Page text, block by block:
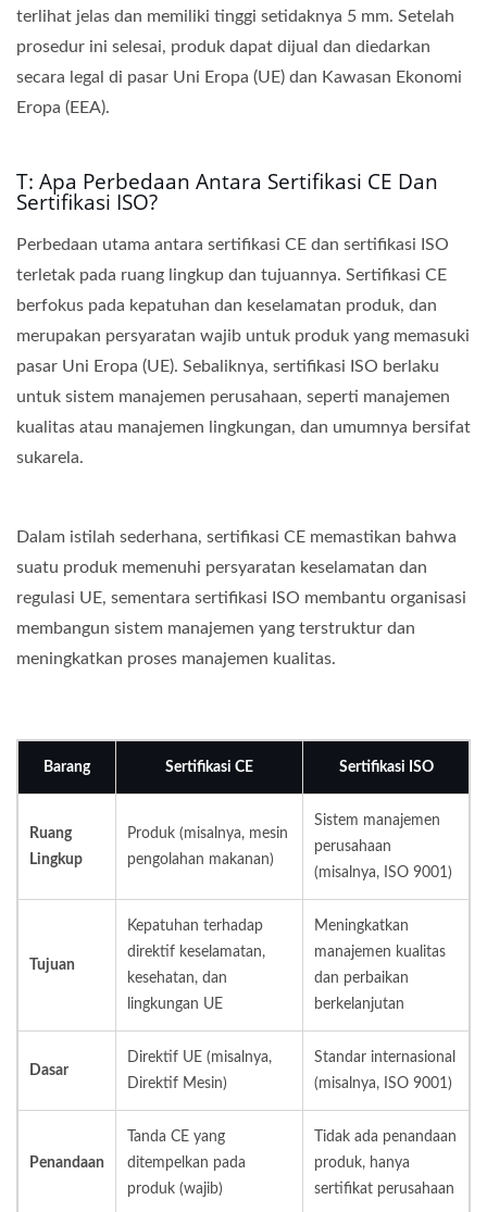
terlihat jelas dan memiliki tinggi setidaknya 5 mm. Setelah
prosedur ini selesai, produk dapat dijual dan diedarkan
secara legal di pasar Uni Eropa (UE) dan Kawasan Ekonomi
Eropa (EEA).
T: Apa Perbedaan Antara Sertifikasi CE Dan
Sertifikasi ISO?
Perbedaan utama antara sertifikasi CE dan sertifikasi ISO
terletak pada ruang lingkup dan tujuannya. Sertifikasi CE
berfokus pada kepatuhan dan keselamatan produk, dan
merupakan persyaratan wajib untuk produk yang memasuki
pasar Uni Eropa (UE). Sebaliknya, sertifikasi ISO berlaku
untuk sistem manajemen perusahaan, seperti manajemen
kualitas atau manajemen lingkungan, dan umumnya bersifat
sukarela.
Dalam istilah sederhana, sertifikasi CE memastikan bahwa
suatu produk memenuhi persyaratan keselamatan dan
regulasi UE, sementara sertifikasi ISO membantu organisasi
membangun sistem manajemen yang terstruktur dan
meningkatkan proses manajemen kualitas.
Barang Sertifikasi CE Sertifikasi ISO
Ruang
Lingkup
Produk (misalnya, mesin
pengolahan makanan)
Sistem manajemen
perusahaan
(misalnya, ISO 9001)
Tujuan
Kepatuhan terhadap
direktif keselamatan,
kesehatan, dan
lingkungan UE
Meningkatkan
manajemen kualitas
dan perbaikan
berkelanjutan
Dasar
Direktif UE (misalnya,
Direktif Mesin)
Standar internasional
(misalnya, ISO 9001)
Penandaan
Tanda CE yang
ditempelkan pada
produk (wajib)
Tidak ada penandaan
produk, hanya
sertifikat perusahaan